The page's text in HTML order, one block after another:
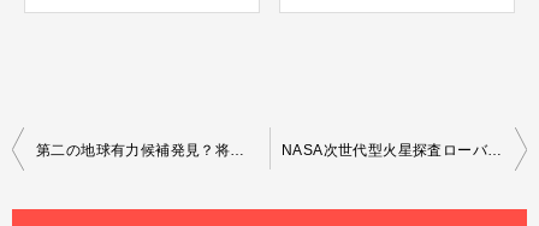
投
第二の地球有力候補発見？将来SF映画のような人類移住は可能か NASA次世代型火星探査ローバー「マーズ2020」の性能と任務